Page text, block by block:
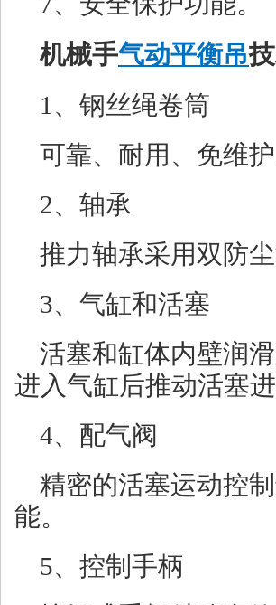
机械手气动平衡吊
1、钢丝绳卷筒
可靠、耐用、免维护
2、轴承
推力轴承采用双防
3、气缸和活塞
活塞和缸体内壁润
进入气缸后推动活塞
4、配气阀
精密的活塞运动控
能。
5、控制手柄